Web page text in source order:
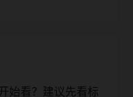
始看？建议先看标